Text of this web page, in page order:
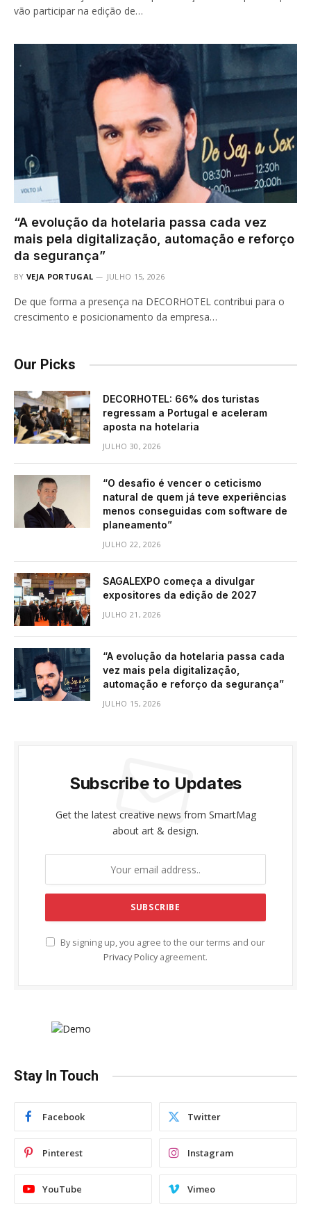
vão participar na edição de…
“A evolução da hotelaria passa cada vez
mais pela digitalização, automação e reforço
da segurança”
BY VEJA PORTUGAL JULHO 15, 2026
De que forma a presença na DECORHOTEL contribui para o
crescimento e posicionamento da empresa…
Our Picks
DECORHOTEL: 66% dos turistas
regressam a Portugal e aceleram
aposta na hotelaria
JULHO 30, 2026
“O desafio é vencer o ceticismo
natural de quem já teve experiências
menos conseguidas com software de
planeamento”
JULHO 22, 2026
SAGALEXPO começa a divulgar
expositores da edição de 2027
JULHO 21, 2026
“A evolução da hotelaria passa cada
vez mais pela digitalização,
automação e reforço da segurança”
JULHO 15, 2026
Subscribe to Updates
Get the latest creative news from SmartMag
about art & design.
By signing up, you agree to the our terms and our
Privacy Policy agreement.
Stay In Touch
Facebook Twitter
Pinterest Instagram
YouTube Vimeo